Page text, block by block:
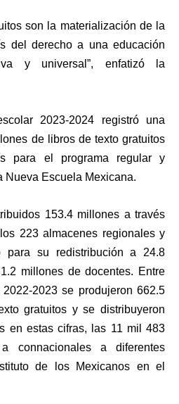
son la materialización de la
del derecho a una educación
y universal”, enfatizó la
2023-2024 registró una
de libros de texto gratuitos
para el programa regular y
Nueva Escuela Mexicana.
153.4 millones a través
223 almacenes regionales y
para su redistribución a 24.8
millones de docentes. Entre
2023 se produjeron 662.5
gratuitos y se distribuyeron
en estas cifras, las 11 mil 483
connacionales a diferentes
de los Mexicanos en el